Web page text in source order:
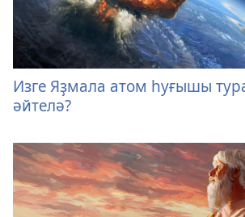
Изге Яҙмала атом һуғышы
әйтелә?